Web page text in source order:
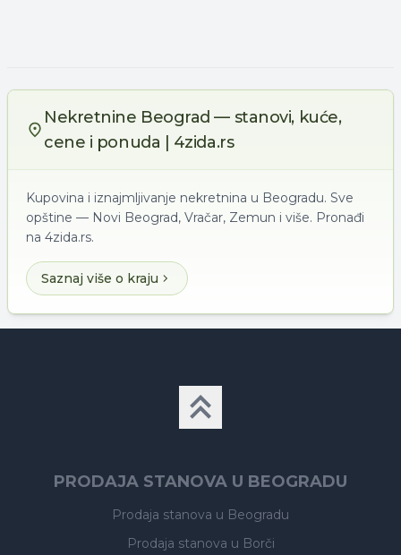
Nekretnine Beograd — stanovi, kuće,
cene i ponuda | 4zida.rs
Kupovina i iznajmljivanje nekretnina u Beogradu. Sve
opštine — Novi Beograd, Vračar, Zemun i više. Pronađi
na 4zida.rs.
Saznaj više o kraju
PRODAJA STANOVA U BEOGRADU
Prodaja stanova u Beogradu
Prodaja stanova u Borči